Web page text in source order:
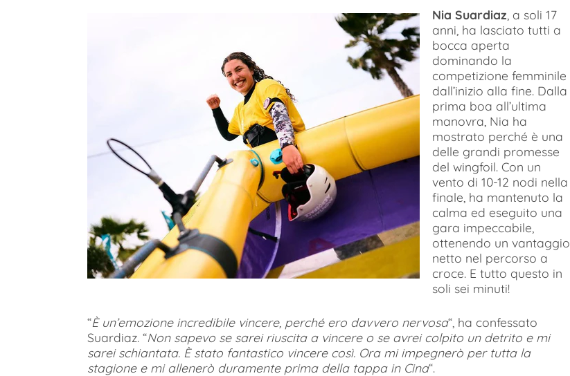
Nia Suardiaz, a soli 17
anni, ha lasciato tutti a
bocca aperta
dominando la
competizione femminile
dall’inizio alla fine. Dalla
prima boa all’ultima
manovra, Nia ha
mostrato perché è una
delle grandi promesse
del wingfoil. Con un
vento di 10-12 nodi nella
finale, ha mantenuto la
calma ed eseguito una
gara impeccabile,
ottenendo un vantaggio
netto nel percorso a
croce. E tutto questo in
soli sei minuti!
“È un’emozione incredibile vincere, perché ero davvero nervosa“, ha confessato
Suardiaz. “Non sapevo se sarei riuscita a vincere o se avrei colpito un detrito e mi
sarei schiantata. È stato fantastico vincere così. Ora mi impegnerò per tutta la
stagione e mi allenerò duramente prima della tappa in Cina“.